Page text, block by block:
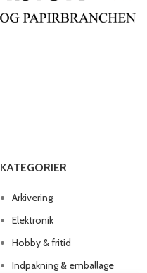
KATEGORIER
Arkivering
Elektronik
Hobby & fritid
Indpakning & emballage